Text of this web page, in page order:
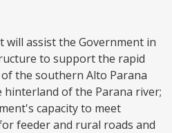
will assist the Government in
to support the rapid
the southern Alto Parana
of the Parana river;
capacity to meet
feeder and rural roads and